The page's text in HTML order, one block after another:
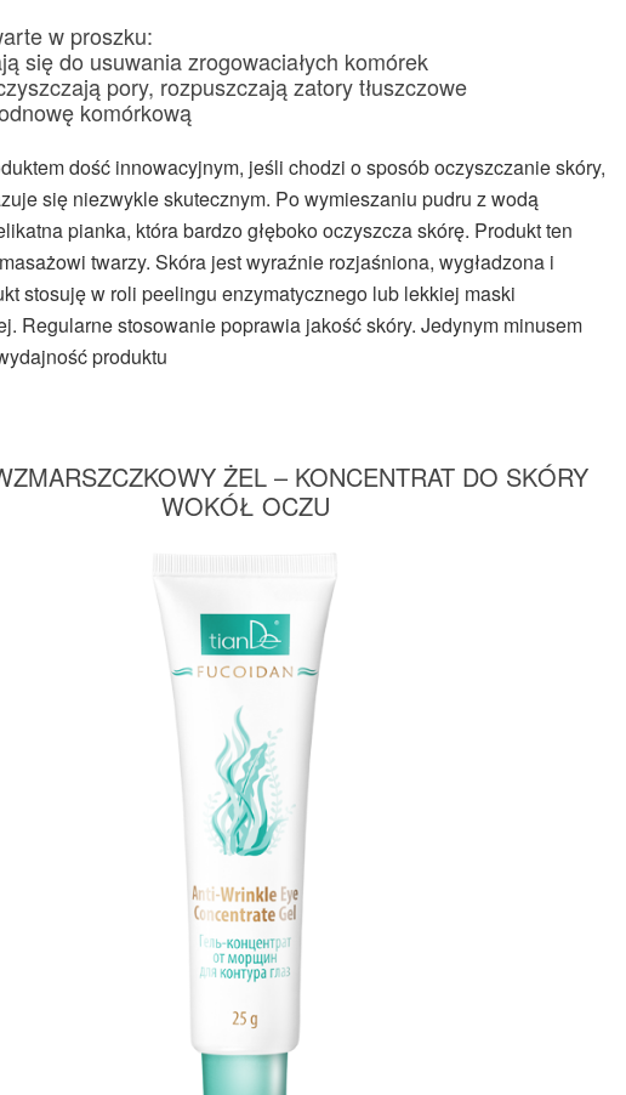
w proszku:
się do usuwania zrogowaciałych komórek
pory, rozpuszczają zatory tłuszczowe
komórkową
dość innowacyjnym, jeśli chodzi o sposób oczyszczanie skóry,
się niezwykle skutecznym. Po wymieszaniu pudru z wodą
pianka, która bardzo głęboko oczyszcza skórę. Produkt ten
twarzy. Skóra jest wyraźnie rozjaśniona, wygładzona i
stosuję w roli peelingu enzymatycznego lub lekkiej maski
Regularne stosowanie poprawia jakość skóry. Jedynym minusem
produktu
ŻEL – KONCENTRAT DO SKÓRY
WOKÓŁ OCZU